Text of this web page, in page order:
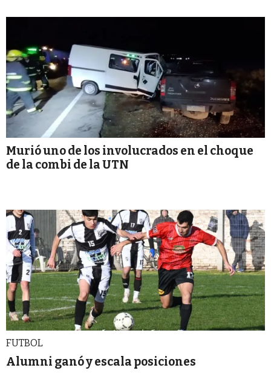
Murió uno de los involucrados en el choque
de la combi de la UTN
FUTBOL
Alumni ganó y escala posiciones